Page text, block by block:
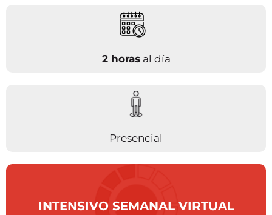
2 horasal día
Presencial
INTENSIVO SEMANAL VIRTUAL